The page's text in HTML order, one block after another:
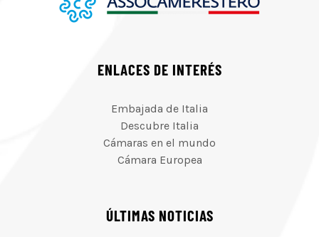
ENLACES DE INTERÉS
Embajada de Italia
Descubre Italia
Cámaras en el mundo
Cámara Europea
ÚLTIMAS NOTICIAS